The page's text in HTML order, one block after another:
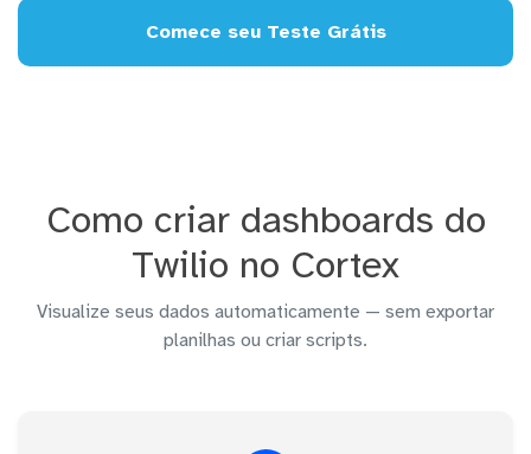
Comece seu Teste Grátis
Como criar dashboards do
Twilio no Cortex
Visualize seus dados automaticamente — sem exportar
planilhas ou criar scripts.